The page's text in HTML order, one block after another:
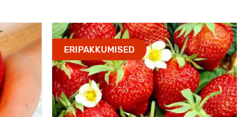
ERIPAKKUMISED